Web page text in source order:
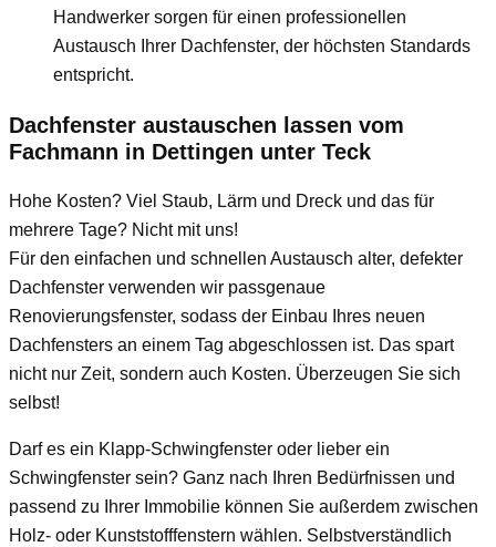
Handwerker sorgen für einen professionellen
Austausch Ihrer Dachfenster, der höchsten Standards
entspricht.
Dachfenster austauschen lassen vom
Fachmann in Dettingen unter Teck
Hohe Kosten? Viel Staub, Lärm und Dreck und das für
mehrere Tage? Nicht mit uns!
Für den einfachen und schnellen Austausch alter, defekter
Dachfenster verwenden wir passgenaue
Renovierungsfenster, sodass der Einbau Ihres neuen
Dachfensters an einem Tag abgeschlossen ist. Das spart
nicht nur Zeit, sondern auch Kosten. Überzeugen Sie sich
selbst!
Darf es ein Klapp-Schwingfenster oder lieber ein
Schwingfenster sein? Ganz nach Ihren Bedürfnissen und
passend zu Ihrer Immobilie können Sie außerdem zwischen
Holz- oder Kunststofffenstern wählen. Selbstverständlich